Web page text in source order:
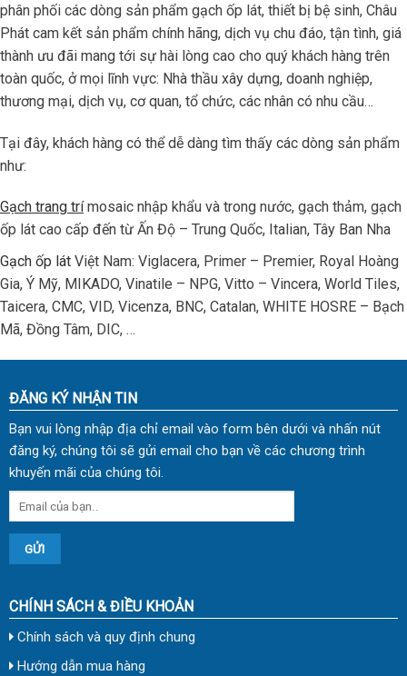
phân phối các dòng sản phẩm gạch ốp lát, thiết bị bệ sinh, Châu
Phát cam kết sản phẩm chính hãng, dịch vụ chu đáo, tận tình, giá
thành ưu đãi mang tới sự hài lòng cao cho quý khách hàng trên
toàn quốc, ở mọi lĩnh vực: Nhà thầu xây dựng, doanh nghiệp,
thương mại, dịch vụ, cơ quan, tổ chức, các nhân có nhu cầu…
Tại đây, khách hàng có thể dễ dàng tìm thấy các dòng sản phẩm
như:
Gạch trang trímosaic nhập khẩu và trong nước, gạch thảm, gạch
ốp lát cao cấp đến từ Ấn Độ – Trung Quốc, Italian, Tây Ban Nha
Gạch ốp lát Việt Nam: Viglacera, Primer – Premier, Royal Hoàng
Gia, Ý Mỹ, MIKADO, Vinatile – NPG, Vitto – Vincera, World Tiles,
Taicera, CMC, VID, Vicenza, BNC, Catalan, WHITE HOSRE – Bạch
Mã, Đồng Tâm, DIC, …
ĐĂNG KÝ NHẬN TIN
Bạn vui lòng nhập địa chỉ email vào form bên dưới và nhấn nút
đăng ký, chúng tôi sẽ gửi email cho bạn về các chương trình
khuyến mãi của chúng tôi.
CHÍNH SÁCH & ĐIỀU KHOẢN
Chính sách và quy định chung
Hướng dẫn mua hàng